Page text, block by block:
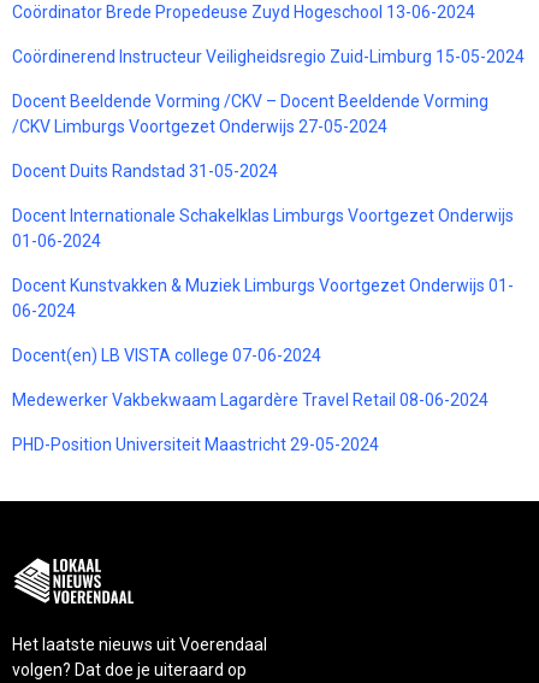
Coördinator Brede Propedeuse Zuyd Hogeschool 13-06-2024
Coördinerend Instructeur Veiligheidsregio Zuid-Limburg 15-05-2024
Docent Beeldende Vorming /CKV – Docent Beeldende Vorming
/CKV Limburgs Voortgezet Onderwijs 27-05-2024
Docent Duits Randstad 31-05-2024
Docent Internationale Schakelklas Limburgs Voortgezet Onderwijs
01-06-2024
Docent Kunstvakken & Muziek Limburgs Voortgezet Onderwijs 01-
06-2024
Docent(en) LB VISTA college 07-06-2024
Medewerker Vakbekwaam Lagardère Travel Retail 08-06-2024
PHD-Position Universiteit Maastricht 29-05-2024
Het laatste nieuws uit Voerendaal
volgen? Dat doe je uiteraard op